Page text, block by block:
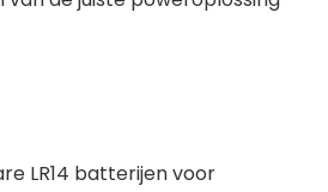
LR14 batterijen voor